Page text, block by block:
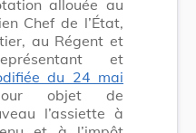
allouée au
Chef de l’État,
au Régent et
et
du 24 mai
objet de
l’assiette à